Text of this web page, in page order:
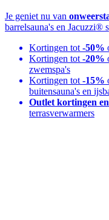
Je geniet nu van
barrelsauna's en Jacuzzi®
Kortingen tot -50%
Kortingen tot -20%
zwemspa's
Kortingen tot -15%
buitensauna's en
Outlet kortingen
terrasverwarmers